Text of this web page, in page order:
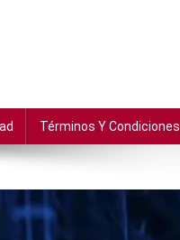
Términos Y Condiciones